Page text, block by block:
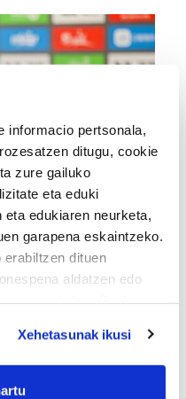
informacio pertsonala,
ditugu, cookie
zure gailuko
eta eduki
edukiaren neurketa,
garapena eskaintzeko.
dituen
aldatzen edo
to:
your geographical
Xehetasunak ikusi
lehiatzeak